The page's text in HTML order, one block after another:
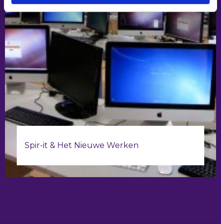
Spir-it & Het Nieuwe Werken